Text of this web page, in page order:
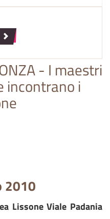
- I maestri
incontrano i
2010
Lissone Viale Padania